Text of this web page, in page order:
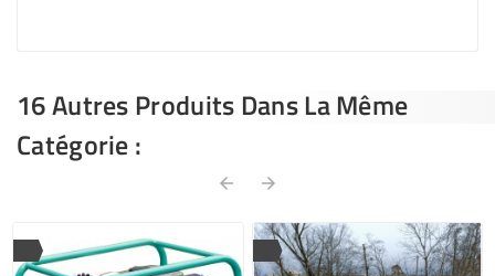
16 Autres Produits Dans La Même
Catégorie :
arrow_back arrow_forward